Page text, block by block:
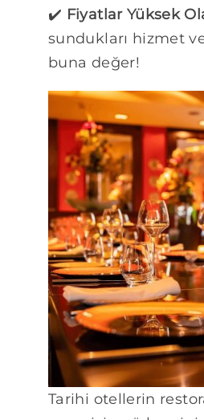
✔️ Fiyatlar Yüksek
sundukları hizmet
buna değer!
Tarihi otellerin